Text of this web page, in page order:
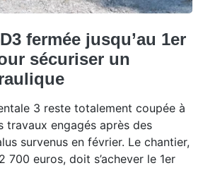
fermée jusqu’au 1er
sécuriser un
3 reste totalement coupée à
travaux engagés après des
survenus en février. Le chantier,
700 euros, doit s’achever le 1er